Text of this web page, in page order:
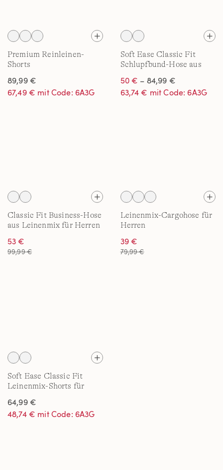
Premium Reinleinen-
Shorts
89,99 €
67,49 € mit Code: 6A3G
Soft Ease Classic Fit
Schlupfbund-Hose aus
50 € – 84,99 €
63,74 € mit Code: 6A3G
Classic Fit Business-Hose
aus Leinenmix für Herren
53 €
99,99 €
Leinenmix-Cargohose für
Herren
39 €
79,99 €
Soft Ease Classic Fit
Leinenmix-Shorts für
64,99 €
48,74 € mit Code: 6A3G